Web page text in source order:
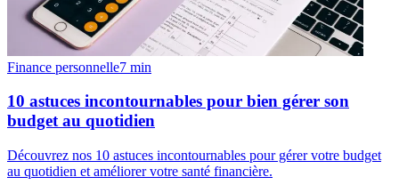
Finance personnelle7 min
10 astuces incontournables pour bien gérer son
budget au quotidien
Découvrez nos 10 astuces incontournables pour gérer votre budget
au quotidien et améliorer votre santé financière.